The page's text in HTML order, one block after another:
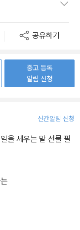
공유하기
중고 등록
알림 신청
신간알림 신청
을 세우는 말 선물 필